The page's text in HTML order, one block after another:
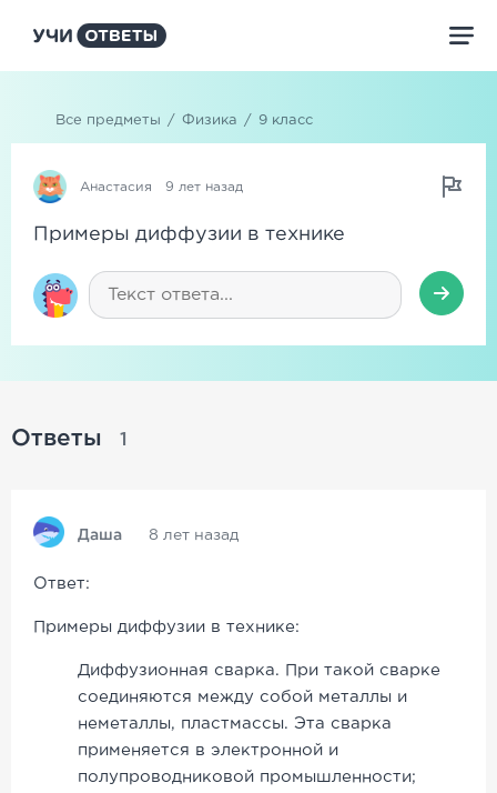
Все предметы / Физика / 9 класс
Анастасия 9 лет назад
Примеры диффузии в технике
Ответы 1
Даша 8 лет назад
Ответ:
Примеры диффузии в технике:
Диффузионная сварка. При такой сварке
соединяются между собой металлы и
неметаллы, пластмассы. Эта сварка
применяется в электронной и
полупроводниковой промышленности;